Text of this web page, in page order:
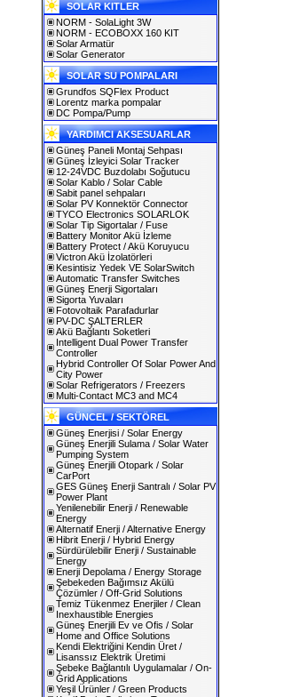
SOLAR KITLER
NORM - SolaLight 3W
NORM - ECOBOXX 160 KIT
Solar Armatür
Solar Generator
SOLAR SU POMPALARI
Grundfos SQFlex Product
Lorentz marka pompalar
DC Pompa/Pump
YARDIMCI AKSESUARLAR
Güneş Paneli Montaj Sehpası
Güneş İzleyici Solar Tracker
12-24VDC Buzdolabı Soğutucu
Solar Kablo / Solar Cable
Sabit panel sehpaları
Solar PV Konnektör Connector
TYCO Electronics SOLARLOK
Solar Tip Sigortalar / Fuse
Battery Monitor Akü İzleme
Battery Protect / Akü Koruyucu
Victron Akü İzolatörleri
Kesintisiz Yedek VE SolarSwitch
Automatic Transfer Switches
Güneş Enerji Sigortaları
Sigorta Yuvaları
Fotovoltaik Parafadurlar
PV-DC ŞALTERLER
Akü Bağlantı Soketleri
Intelligent Dual Power Transfer
Controller
Hybrid Controller Of Solar Power And
City Power
Solar Refrigerators / Freezers
Multi-Contact MC3 and MC4
GÜNCEL / SEKTÖREL
Güneş Enerjisi / Solar Energy
Güneş Enerjili Sulama / Solar Water
Pumping System
Güneş Enerjili Otopark / Solar
CarPort
GES Güneş Enerji Santralı / Solar PV
Power Plant
Yenilenebilir Enerji / Renewable
Energy
Alternatif Enerji / Alternative Energy
Hibrit Enerji / Hybrid Energy
Sürdürülebilir Enerji / Sustainable
Energy
Enerji Depolama / Energy Storage
Şebekeden Bağımsız Akülü
Çözümler / Off-Grid Solutions
Temiz Tükenmez Enerjiler / Clean
Inexhaustible Energies
Güneş Enerjili Ev ve Ofis / Solar
Home and Office Solutions
Kendi Elektriğini Kendin Üret /
Lisanssız Elektrik Üretimi
Şebeke Bağlantılı Uygulamalar / On-
Grid Applications
Yeşil Ürünler / Green Products